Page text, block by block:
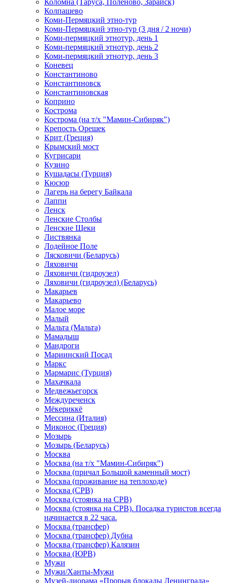
Коломна (Таруса, Поленово, Зарайск)
Колпашево
Коми-Пермяцкий этно-тур
Коми-Пермяцкий этно-тур (3 дня / 2 ночи)
Коми-пермяцкий этнотур, день 1
Коми-пермяцкий этнотур, день 2
Коми-пермяцкий этнотур, день 3
Коневец
Константиново
Константиновск
Константиновская
Коприно
Кострома
Кострома (на т/х "Мамин-Сибиряк")
Крепость Орешек
Крит (Греция)
Крымский мост
Кугрисари
Кузино
Кушадасы (Турция)
Кюсюр
Лагерь на берегу Байкала
Лаппи
Ленск
Ленские Столбы
Ленские Щеки
Листвянка
Лодейное Поле
Лясковичи (Беларусь)
Ляховичи
Ляховичи (гидроузел)
Ляховичи (гидроузел) (Беларусь)
Макарьев
Макарьево
Малое море
Малый
Мальта (Мальта)
Мамадыш
Мандроги
Мариинский Посад
Маркс
Мармарис (Турция)
Махачкала
Медвежьегорск
Междуреченск
Мёкериккё
Мессина (Италия)
Миконос (Греция)
Мозырь
Мозырь (Беларусь)
Москва
Москва (на т/х "Мамин-Сибиряк")
Москва (причал Большой каменный мост)
Москва (проживание на теплоходе)
Москва (СРВ)
Москва (стоянка на СРВ)
Москва (стоянка на СРВ). Посадка туристов всегда
начинается в 22 часа.
Москва (трансфер)
Москва (трансфер) Дубна
Москва (трансфер) Калязин
Москва (ЮРВ)
Мужи
Мужи/Ханты-Мужи
Музей-диорама «Прорыв блокады Ленинграда»